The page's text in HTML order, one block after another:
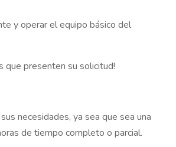
y operar el equipo básico del
que presenten su solicitud!
necesidades, ya sea que sea una
de tiempo completo o parcial.